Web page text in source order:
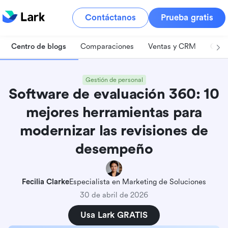
Contáctanos Prueba gratis
Centro de blogs Comparaciones Ventas y CRM
Gestión de personal
Software de evaluación 360: 10
mejores herramientas para
modernizar las revisiones de
desempeño
Fecilia ClarkeEspecialista en Marketing de Soluciones
30 de abril de 2026
Usa Lark GRATIS